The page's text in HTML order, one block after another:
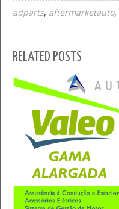
adparts aftermarketauto
RELATED POSTS